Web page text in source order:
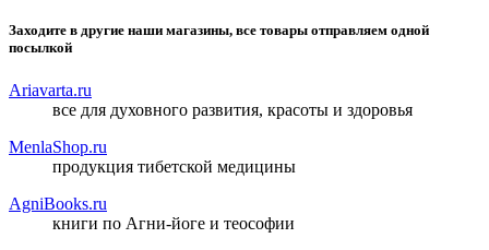
Заходите в другие наши магазины, все товары отправляем одной
посылкой
Ariavarta.ru
все для духовного развития, красоты и здоровья
MenlaShop.ru
продукция тибетской медицины
AgniBooks.ru
книги по Агни-йоге и теософии